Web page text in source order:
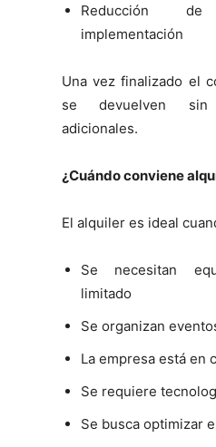
Reducción
implementación
Una vez finalizado el
se devuelven sin
adicionales.
¿Cuándo conviene
El alquiler es ideal
Se necesitan
limitado
Se organizan
La empresa está en
Se requiere
Se busca optimizar